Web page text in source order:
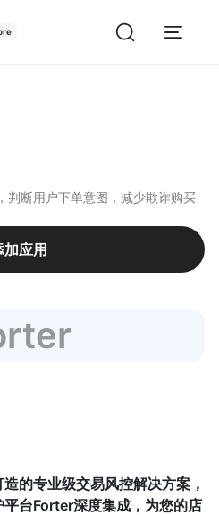
判断用户下单意图，减少欺诈购买
加应用
的专业级交易风控解决方案，
台Forter深度集成，为您的店